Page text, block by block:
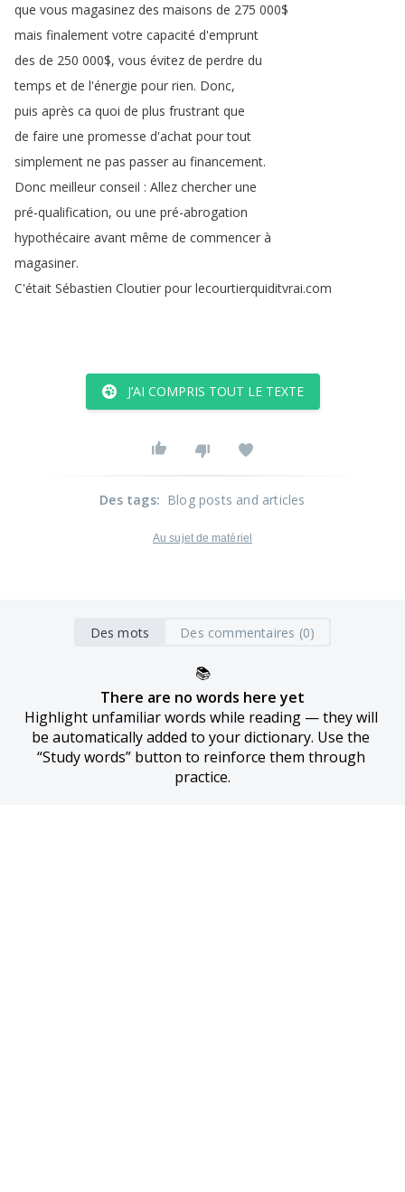
que vous magasinez des maisons de 275 000$
mais finalement votre capacité d'emprunt
des de 250 000$, vous évitez de perdre du
temps et de l'énergie pour rien. Donc,
puis après ca quoi de plus frustrant que
de faire une promesse d'achat pour tout
simplement ne pas passer au financement.
Donc meilleur conseil : Allez chercher une
pré-qualification, ou une pré-abrogation
hypothécaire avant même de commencer à
magasiner.
C'était Sébastien Cloutier pour lecourtierquiditvrai.com
J’AI COMPRIS TOUT LE TEXTE
Des tags: Blog posts and articles
Au sujet de matériel
Des mots Des commentaires (0)
📚
There are no words here yet
Highlight unfamiliar words while reading — they will
be automatically added to your dictionary. Use the
“Study words” button to reinforce them through
practice.